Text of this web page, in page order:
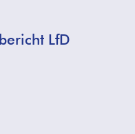
LfD